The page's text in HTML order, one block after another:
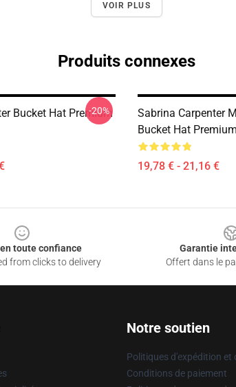
VOIR PLUS
Produits connexes
Bucket Hat Premium
-20%
Sabrina Carpenter
Bucket Hat
19,78 € - 21,16 €
toute confiance
from clicks to delivery
Garantie
Offert dans le
Notre soutien
Politiques d'expédition et
Conditions de paiement